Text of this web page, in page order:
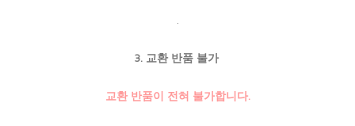
.
3. 교환 반품 불가
교환 반품이 전혀 불가합니다.